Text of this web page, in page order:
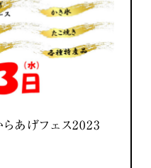
あげフェス2023